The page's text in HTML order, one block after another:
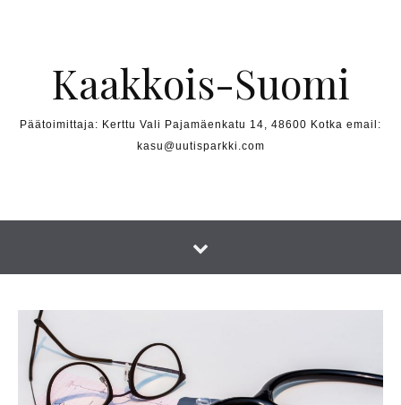
Kaakkois-Suomi
Päätoimittaja: Kerttu Vali Pajamäenkatu 14, 48600 Kotka email:
kasu@uutisparkki.com